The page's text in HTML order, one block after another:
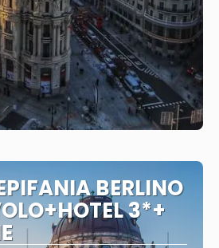
BERLINO
3*+